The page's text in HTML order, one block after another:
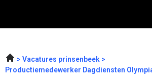
Vacatures prinsenbeek
Productiemedewerker Dagdiensten